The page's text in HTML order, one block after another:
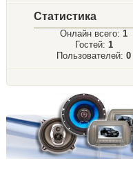
Статистика
Онлайн всего: 1
Гостей: 1
Пользователей: 0